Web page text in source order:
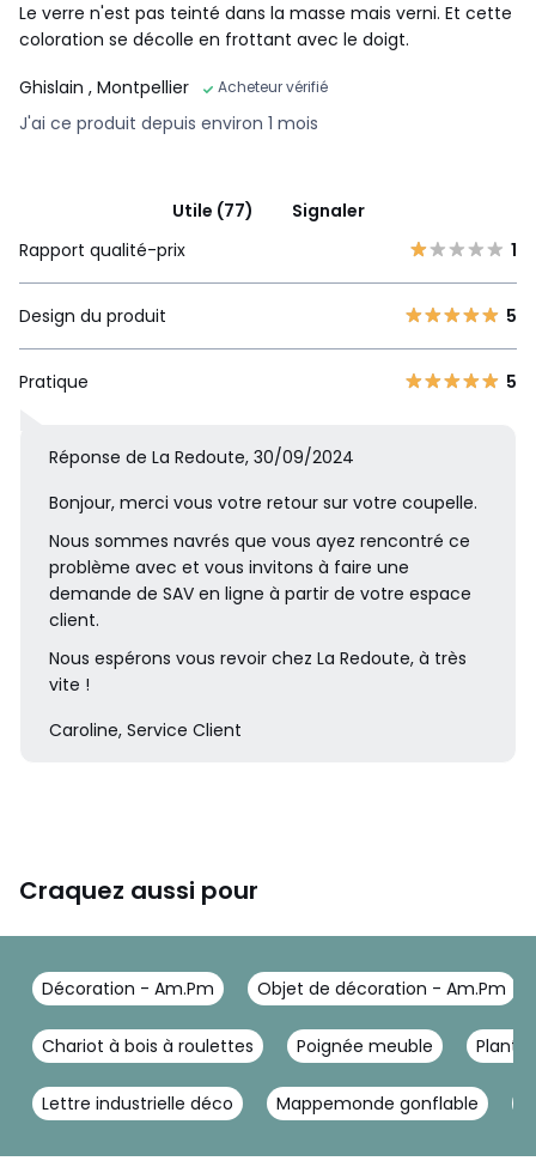
Le verre n'est pas teinté dans la masse mais verni. Et cette
coloration se décolle en frottant avec le doigt.
Ghislain , Montpellier Acheteur vérifié
J'ai ce produit depuis environ 1 mois
Utile (77)
Signaler
Rapport qualité-prix
1
Design du produit 5
Pratique 5
Réponse de La Redoute, 30/09/2024
Bonjour, merci vous votre retour sur votre coupelle.
Nous sommes navrés que vous ayez rencontré ce
problème avec et vous invitons à faire une
demande de SAV en ligne à partir de votre espace
client.
Nous espérons vous revoir chez La Redoute, à très
vite !
Caroline, Service Client
Craquez aussi pour
Décoration - Am.Pm Objet de décoration - Am.Pm
Chariot à bois à roulettes Poignée meuble Plants
Lettre industrielle déco Mappemonde gonflable